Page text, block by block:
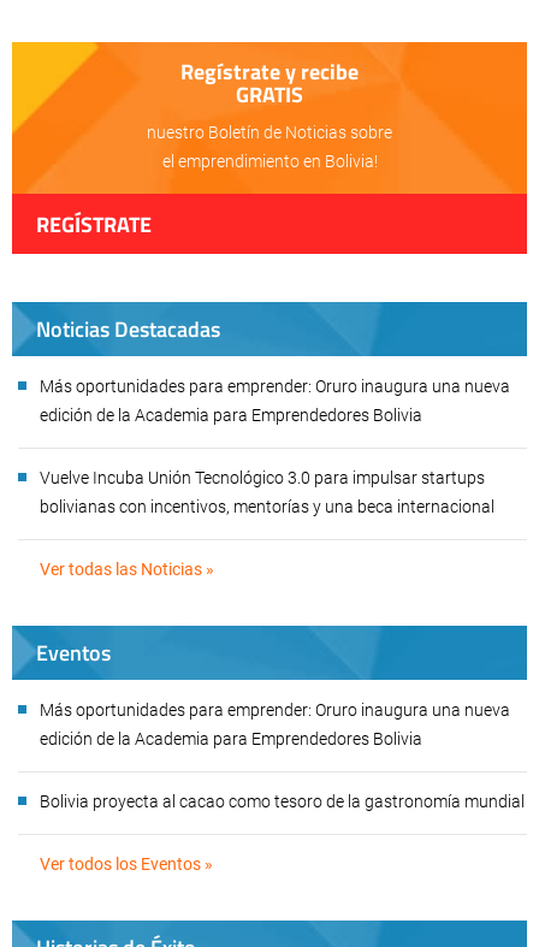
Regístrate y recibe
GRATIS
nuestro Boletín de Noticias sobre
el emprendimiento en Bolivia!
REGÍSTRATE
Noticias Destacadas
Más oportunidades para emprender: Oruro inaugura una nueva
edición de la Academia para Emprendedores Bolivia
Vuelve Incuba Unión Tecnológico 3.0 para impulsar startups
bolivianas con incentivos, mentorías y una beca internacional
Ver todas las Noticias »
Eventos
Más oportunidades para emprender: Oruro inaugura una nueva
edición de la Academia para Emprendedores Bolivia
Bolivia proyecta al cacao como tesoro de la gastronomía mundial
Ver todos los Eventos »